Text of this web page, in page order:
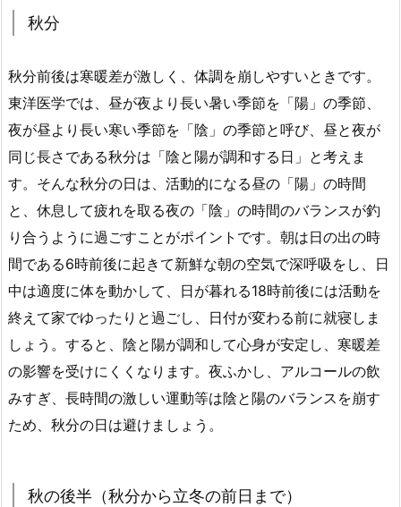
秋分
秋分前後は寒暖差が激しく、体調を崩しやすいときです。
東洋医学では、昼が夜より長い暑い季節を「陽」の季節、
夜が昼より長い寒い季節を「陰」の季節と呼び、昼と夜が
同じ長さである秋分は「陰と陽が調和する日」と考えま
す。そんな秋分の日は、活動的になる昼の「陽」の時間
と、休息して疲れを取る夜の「陰」の時間のバランスが釣
り合うように過ごすことがポイントです。朝は日の出の時
間である6時前後に起きて新鮮な朝の空気で深呼吸をし、日
中は適度に体を動かして、日が暮れる18時前後には活動を
終えて家でゆったりと過ごし、日付が変わる前に就寝しま
しょう。すると、陰と陽が調和して心身が安定し、寒暖差
の影響を受けにくくなります。夜ふかし、アルコールの飲
みすぎ、長時間の激しい運動等は陰と陽のバランスを崩す
ため、秋分の日は避けましょう。
秋の後半（秋分から立冬の前日まで）